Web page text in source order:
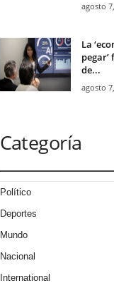
agosto
La
de...
agosto
Categoría
Político
Deportes
Mundo
Nacional
International